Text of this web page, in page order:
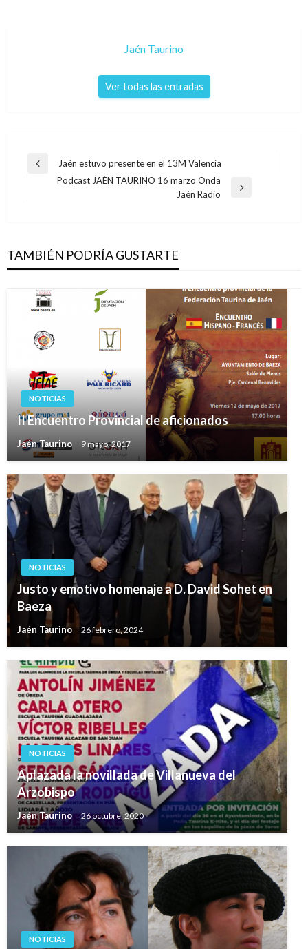
Jaén Taurino
Ver todas las entradas
Navegación
Entrada
anterior
Jaén estuvo presente en el 13M Valencia
Podcast JAÉN TAURINO 16 marzo Onda
Jaén Radio
TAMBIÉN PODRÍA GUSTARTE
NOTICIAS
II Encuentro Provincial de aficionados
Jaén Taurino 9 mayo, 2017
NOTICIAS
Justo y emotivo homenaje a D. David Sohet en
Baeza
Jaén Taurino 26 febrero, 2024
NOTICIAS
Aplazada la novillada de Villanueva del
Arzobispo
Jaén Taurino 26 octubre, 2020
NOTICIAS